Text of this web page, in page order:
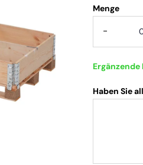
Menge
-
Haben Sie